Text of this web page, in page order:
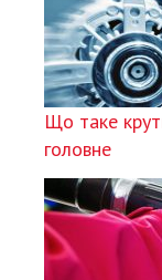
Що таке
головне